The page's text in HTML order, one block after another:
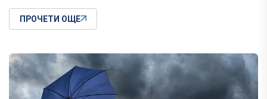
ПРОЧЕТИ ОЩЕ